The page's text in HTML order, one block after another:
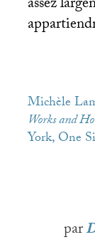
assez
Michèle
Works and
York, One
par